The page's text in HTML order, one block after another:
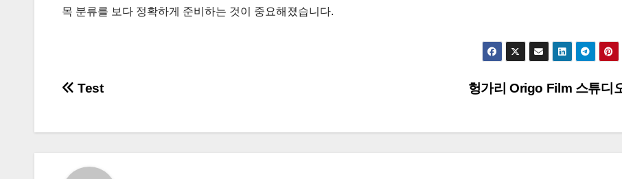
목 분류를 보다 정확하게 준비하는 것이 중요해졌습니다.
글
헝가리 Origo Film 스튜디
Test